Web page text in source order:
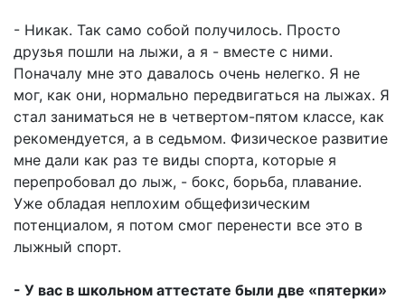
- Никак. Так само собой получилось. Просто
друзья пошли на лыжи, а я - вместе с ними.
Поначалу мне это давалось очень нелегко. Я не
мог, как они, нормально передвигаться на лыжах. Я
стал заниматься не в четвертом-пятом классе, как
рекомендуется, а в седьмом. Физическое развитие
мне дали как раз те виды спорта, которые я
перепробовал до лыж, - бокс, борьба, плавание.
Уже обладая неплохим общефизическим
потенциалом, я потом смог перенести все это в
лыжный спорт.
- У вас в школьном аттестате были две «пятерки»